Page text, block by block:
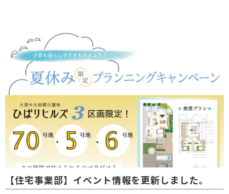
【住宅事業部】イベント情報を更新しました。